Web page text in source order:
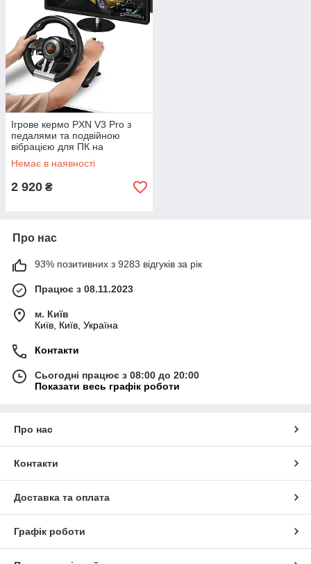
Ігрове кермо PXN V3 Pro з
педалями та подвійною
вібрацією для ПК на
присосках BLACK SV227
Немає в наявності
2 920 ₴
Про нас
93% позитивних з 9283 відгуків за рік
Працює з 08.11.2023
м. Київ
Київ, Київ, Україна
Контакти
Сьогодні працює з 08:00 до 20:00
Показати весь графік роботи
Про нас
Контакти
Доставка та оплата
Графік роботи